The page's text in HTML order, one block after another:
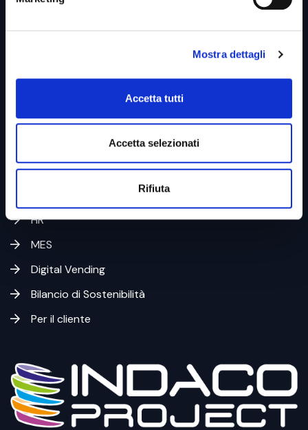
Mostra dettagli
Accetta tutti
Accetta selezionati
Rifiuta
Privacy Policy
PSM
HR
MES
Digital Vending
Bilancio di Sostenibilità
Per il cliente